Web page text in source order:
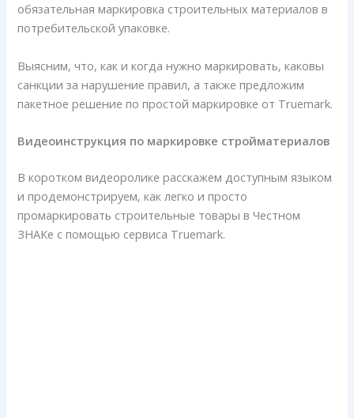
обязательная маркировка строительных материалов в
потребительской упаковке.
Выясним, что, как и когда нужно маркировать, каковы
санкции за нарушение правил, а также предложим
пакетное решение по простой маркировке от Truemark.
Видеоинструкция по маркировке стройматериалов
В коротком видеоролике расскажем доступным языком
и продемонстрируем, как легко и просто
промаркировать строительные товары в Честном
ЗНАКе с помощью сервиса Truemark.